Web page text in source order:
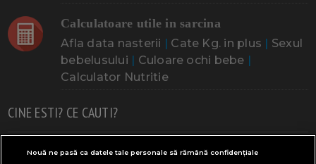
Calculatoare utile in sarcina
Afla data nasterii | Cate Kg. in plus | Sexul
bebelusului | Culoare ochi bebe |
Calculator Nutritie
CINE ESTI? CE CAUTI?
Doresc un copil Adoptia Probleme cu sarcina
Nouă ne pasă ca datele tale personale să rămână confidențiale